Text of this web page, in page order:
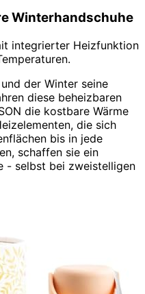
Winterhandschuhe
integrierter Heizfunktion
der Winter seine
diese beheizbaren
die kostbare Wärme
die sich
bis in jede
schaffen sie ein
- selbst bei zweistelligen